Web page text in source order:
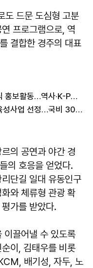
도 드문 도심형 고분
프로그램으로, 역
결합한 경주의 대표
경주시, 홍보대사 리센느와 첫 공식 홍보활동…역사·K-POP 접목 콘텐츠 제작
경주시, 문체부 글로벌 관광특구 육성사업 선정…국비 30억원 확보
의 공연과 야간 경
의 호응을 얻었다.
단길 일대 유동인구
와 체류형 관광 확
가를 받았다.
이끌어낼 수 있도록
이, 김태우를 비롯
배기성, 자두, 노